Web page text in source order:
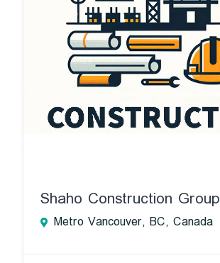
Shaho Construction Group
Metro Vancouver, BC, Canada